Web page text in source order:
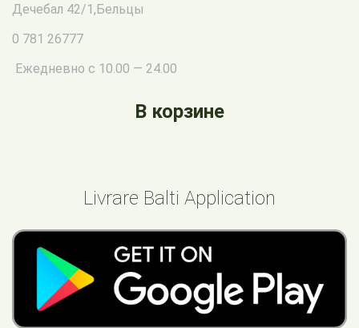
Дечебал 42/1,Бельцы
0 781 26777
Ежедневно с 10.00 — 24.00
В корзине
Livrare Balti Application